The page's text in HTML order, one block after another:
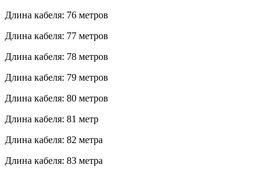
Длина кабеля: 76 метров
Длина кабеля: 77 метров
Длина кабеля: 78 метров
Длина кабеля: 79 метров
Длина кабеля: 80 метров
Длина кабеля: 81 метр
Длина кабеля: 82 метра
Длина кабеля: 83 метра